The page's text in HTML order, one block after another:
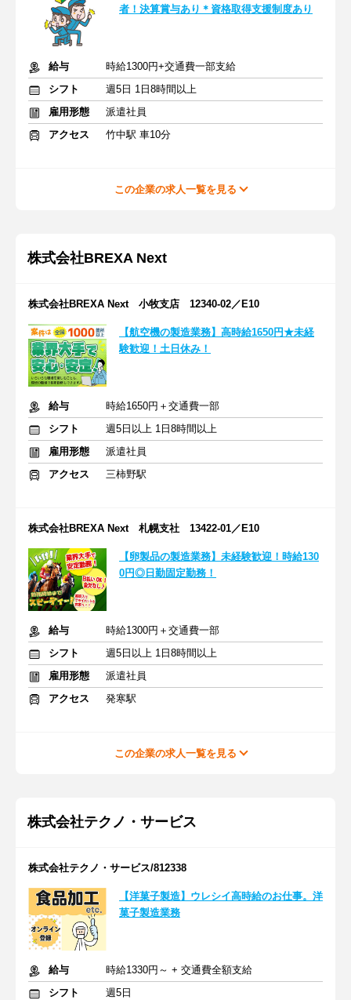
者！決算賞与あり＊資格取得支援制度あり
給与
時給1300円+交通費一部支給
シフト
週5日 1日8時間以上
雇用形態
派遣社員
アクセス
竹中駅 車10分
この企業の求人一覧を見る
株式会社BREXA Next
株式会社BREXA Next 小牧支店 12340-02／E10
【航空機の製造業務】高時給1650円★未経
験歓迎！土日休み！
給与
時給1650円＋交通費一部
シフト
週5日以上 1日8時間以上
雇用形態
派遣社員
アクセス
三柿野駅
株式会社BREXA Next 札幌支社 13422-01／E10
【卵製品の製造業務】未経験歓迎！時給130
0円◎日勤固定勤務！
給与
時給1300円＋交通費一部
シフト
週5日以上 1日8時間以上
雇用形態
派遣社員
アクセス
発寒駅
この企業の求人一覧を見る
株式会社テクノ・サービス
株式会社テクノ・サービス/812338
【洋菓子製造】ウレシイ高時給のお仕事。洋
菓子製造業務
給与
時給1330円～ + 交通費全額支給
シフト
週5日